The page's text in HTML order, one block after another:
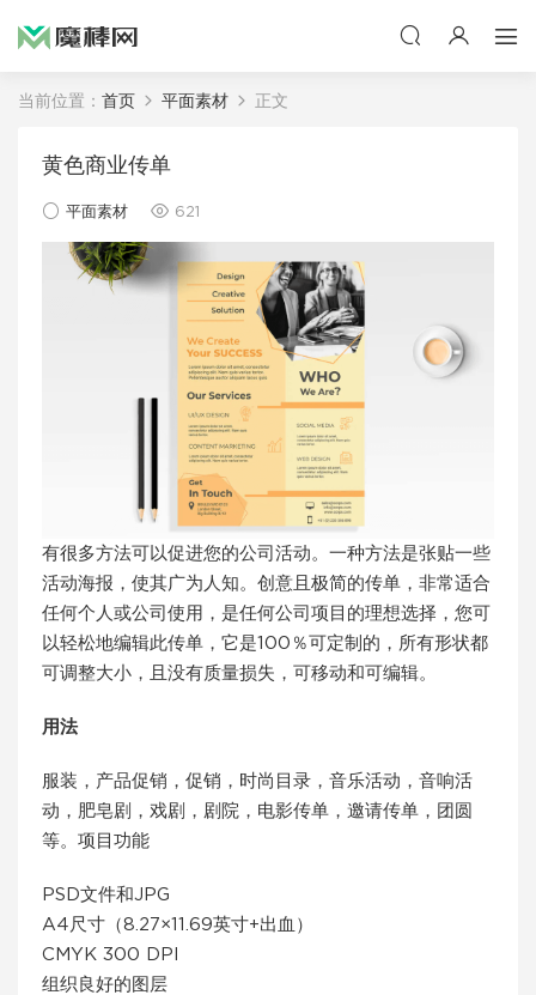
当前位置： 首页 平面素材 正文
黄色商业传单
平面素材 621
有很多方法可以促进您的公司活动。一种方法是张贴一些
活动海报，使其广为人知。创意且极简的传单，非常适合
任何个人或公司使用，是任何公司项目的理想选择，您可
以轻松地编辑此传单，它是100％可定制的，所有形状都
可调整大小，且没有质量损失，可移动和可编辑。
用法
服装，产品促销，促销，时尚目录，音乐活动，音响活
动，肥皂剧，戏剧，剧院，电影传单，邀请传单，团圆
等。项目功能
PSD文件和JPG
A4尺寸（8.27×11.69英寸+出血）
CMYK 300 DPI
组织良好的图层